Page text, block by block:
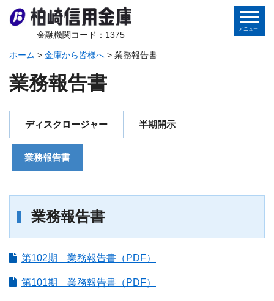
金融機関コード：1375
法人のお客さま
金庫から皆様へ
ホーム > 金庫から皆様へ > 業務報告書
業務報告書
ディスクロージャー 半期開示
業務報告書
業務報告書
第102期 業務報告書（PDF）
第101期 業務報告書（PDF）